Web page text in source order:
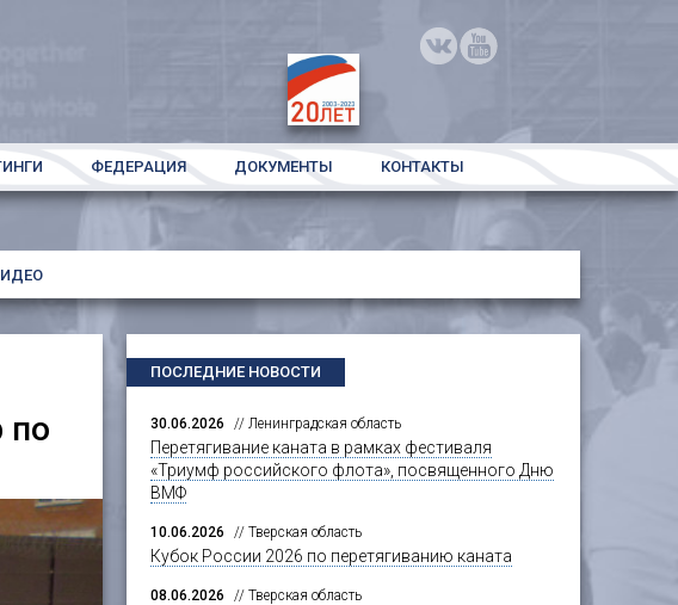
ФЕДЕРАЦИЯ ДОКУМЕНТЫ КОНТАКТЫ
по
ПОСЛЕДНИЕ НОВОСТИ
30.06.2026 // Ленинградская область
Перетягивание каната в рамках фестиваля
«Триумф российского флота», посвященного Дню
ВМФ
10.06.2026 // Тверская область
Кубок России 2026 по перетягиванию каната
08.06.2026 // Тверская область